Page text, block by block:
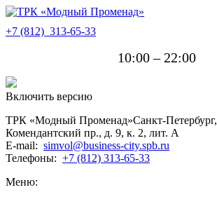
+7 (812) 313-65-33
10:00 – 22:00
Включить версию
ТРК «Модный Променад»Санкт-Петербург,
Комендантский пр., д. 9, к. 2, лит. A
E-mail: simvol@business-city.spb.ru
Телефоны: +7 (812) 313-65-33
Меню: